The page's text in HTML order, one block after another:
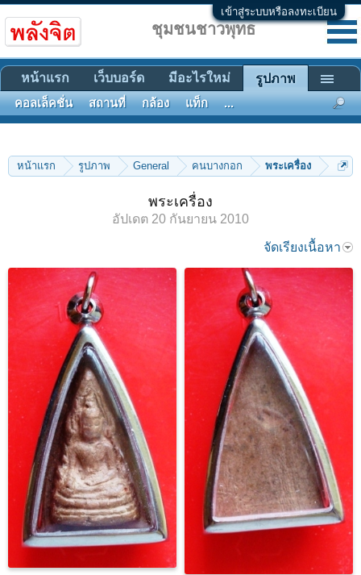
เข้าสู่ระบบหรือลงทะเบียน
หน้าแรก รูปภาพ General คนบางกอก พระเครื่อง
พระเครื่อง
อัปเดต 20 กันยายน 2010
จัดเรียงเนื้อหา
ชุมชนชาวพุทธ
หน้าแรก เว็บบอร์ด มีอะไรใหม่ รูปภาพ
คอลเล็คชั่น สถานที่ กล้อง แท็ก ...